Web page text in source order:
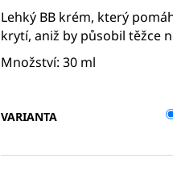
z
5
hvězdiček.
Lehký BB krém, který
krytí, aniž by působil těžce
Množství: 30 ml
VARIANTA